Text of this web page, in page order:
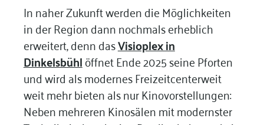
In naher Zukunft werden die Möglichkeiten
in der Region dann nochmals erheblich
erweitert, denn dasVisioplex in
Dinkelsbühlöffnet Ende 2025 seine Pforten
und wird als modernes Freizeitcenterweit
weit mehr bieten als nur Kinovorstellungen:
Neben mehreren Kinosälen mit modernster